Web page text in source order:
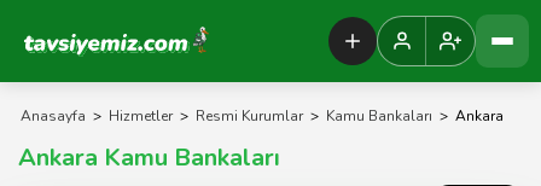
Tavsiyemiz Anasayfa
Anasayfa > Hizmetler > Resmi Kurumlar > Kamu Bankaları > Ankara
Ankara Kamu Bankaları